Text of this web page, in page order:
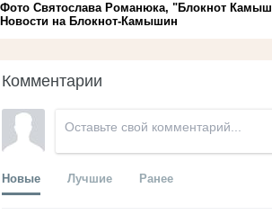
Фото Святослава Романюка, "Блокнот
Новости на Блoкнoт-Камышин
Комментарии
Новые Лучшие Ранее